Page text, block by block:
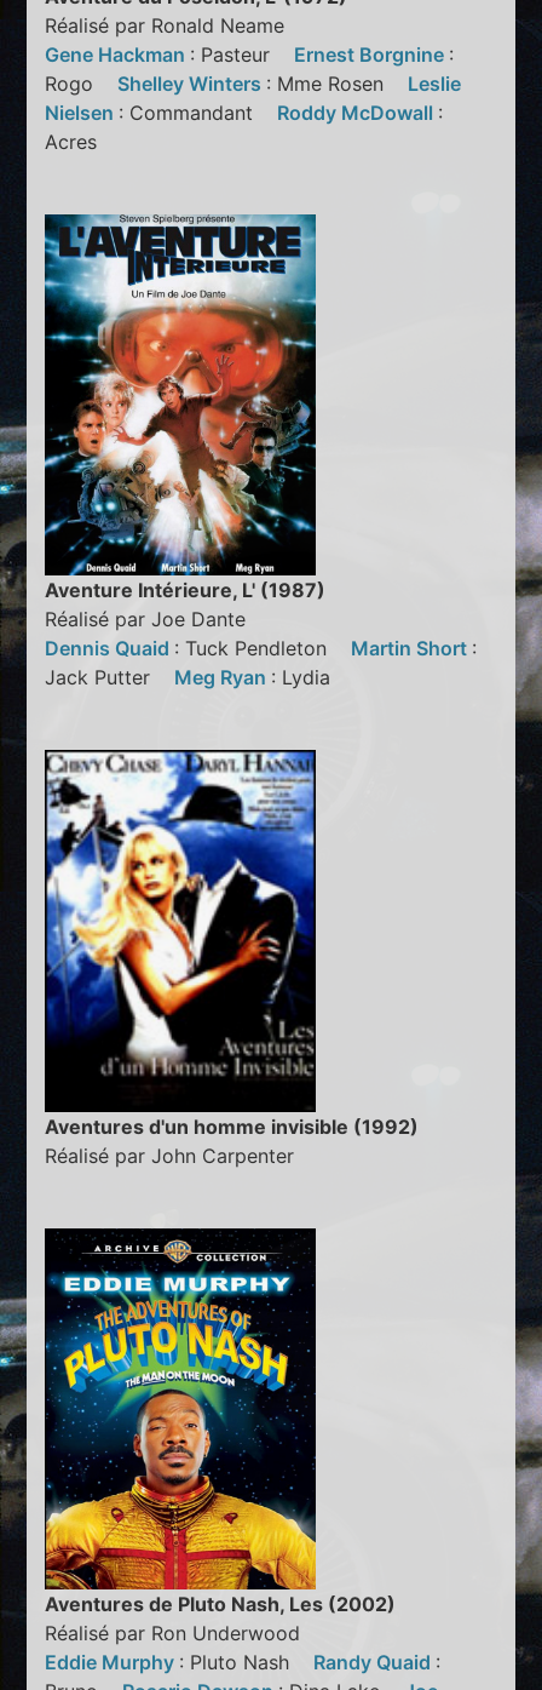
Réalisé par Ronald Neame
Gene Hackman : Pasteur Ernest Borgnine :
Rogo Shelley Winters : Mme Rosen Leslie
Nielsen : Commandant Roddy McDowall :
Acres
Aventure Intérieure, L' (1987)
Réalisé par Joe Dante
Dennis Quaid : Tuck Pendleton Martin Short :
Jack Putter Meg Ryan : Lydia
Aventures d'un homme invisible (1992)
Réalisé par John Carpenter
Aventures de Pluto Nash, Les (2002)
Réalisé par Ron Underwood
Eddie Murphy : Pluto Nash Randy Quaid :